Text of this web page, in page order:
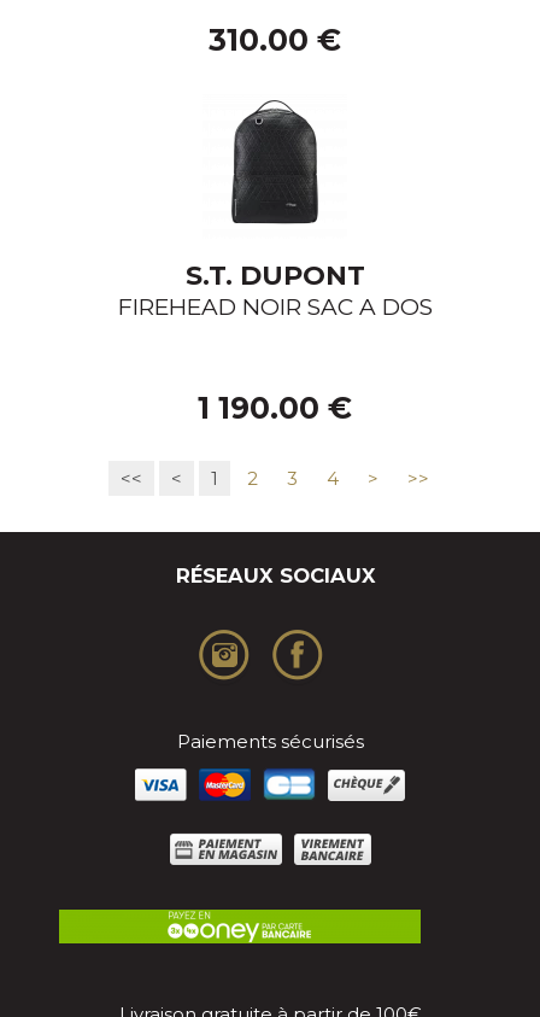
310.00 €
S.T. DUPONT
FIREHEAD NOIR SAC A DOS
1 190.00 €
<< < 1 2 3 4 > >>
RÉSEAUX SOCIAUX
Paiements sécurisés